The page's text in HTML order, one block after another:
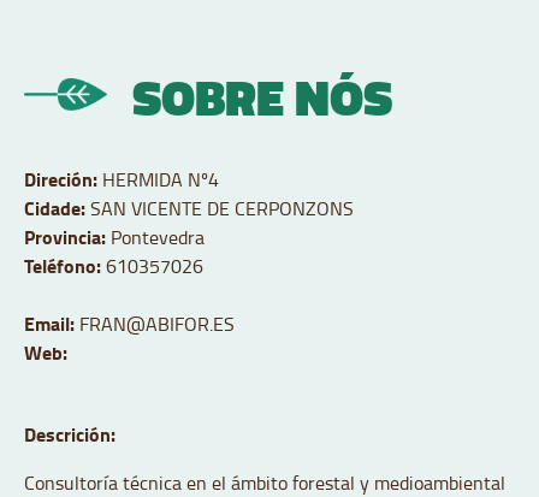
SOBRE NÓS
Direción: HERMIDA Nº4
Cidade:SAN VICENTE DE CERPONZONS
Provincia: Pontevedra
Teléfono:610357026
Email: FRAN@ABIFOR.ES
Web:
Descrición:
Consultoría técnica en el ámbito forestal y medioambiental